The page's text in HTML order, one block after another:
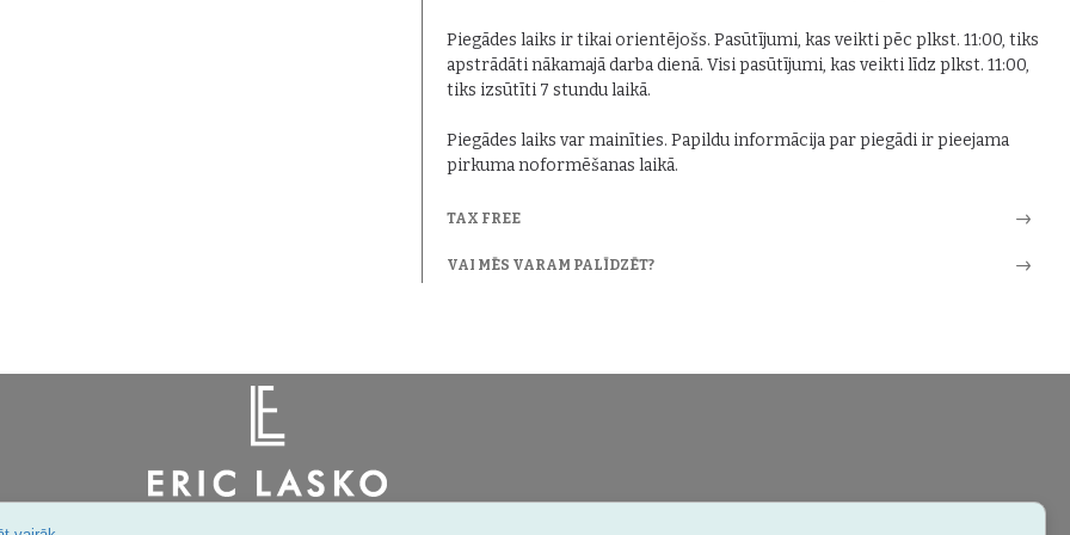
Piegādes laiks ir tikai orientējošs. Pasūtījumi, kas veikti pēc plkst. 11:00, tiks
apstrādāti nākamajā darba dienā. Visi pasūtījumi, kas veikti līdz plkst. 11:00,
tiks izsūtīti 7 stundu laikā.
Piegādes laiks var mainīties. Papildu informācija par piegādi ir pieejama
pirkuma noformēšanas laikā.
TAX FREE
VAI MĒS VARAM PALĪDZĒT?